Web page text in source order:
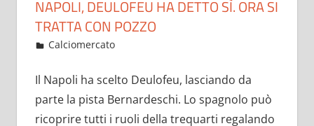
NAPOLI, DEULOFEU HA DETTO SÌ. ORA SI
TRATTA CON POZZO
Giugno 6, 2022
admin
Calciomercato
Il Napoli ha scelto Deulofeu, lasciando da
parte la pista Bernardeschi. Lo spagnolo può
ricoprire tutti i ruoli della trequarti regalando